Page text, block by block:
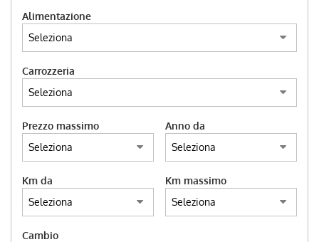
ENGLISH
FRANÇAIS
Alimentazione
Carrozzeria
Prezzo massimo Anno da
Km da Km massimo
Cambio